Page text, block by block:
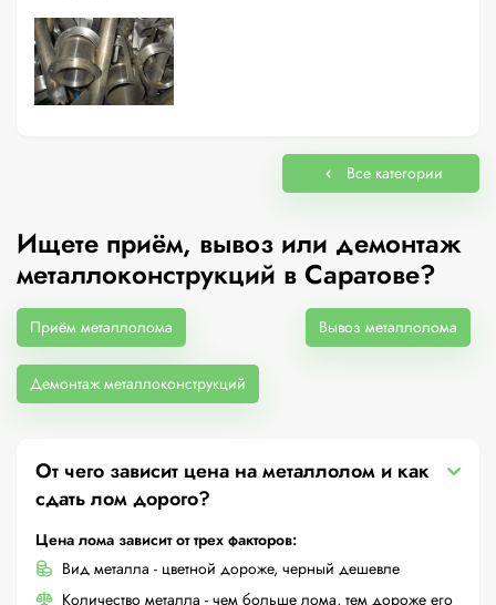
Все категории
Ищете приём, вывоз или демонтаж
металлоконструкций в Саратове?
Приём металлолома Вывоз металлолома
Демонтаж металлоконструкций
От чего зависит цена на металлолом и как
сдать лом дорого?
Цена лома зависит от трех факторов:
Вид металла - цветной дороже, черный дешевле
Количество металла - чем больше лома, тем дороже его